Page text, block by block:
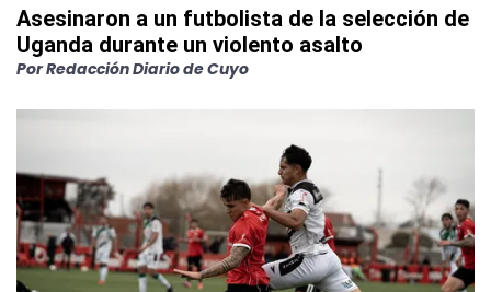
Asesinaron a un futbolista de la selección de
Uganda durante un violento asalto
PorRedacción Diario de Cuyo